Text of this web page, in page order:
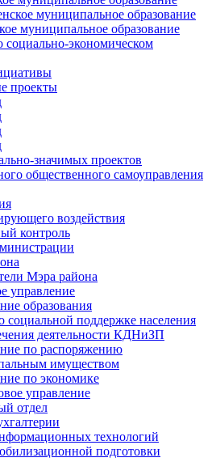
муниципальное образование
муниципальное образование
экономическом
проекты
значимых проектов
общественного самоуправления
воздействия
контроль
Мэра района
управление
образования
социальной поддержке населения
деятельности КДНиЗП
по распоряжению
имуществом
по экономике
управление
отдел
технологий
подготовки